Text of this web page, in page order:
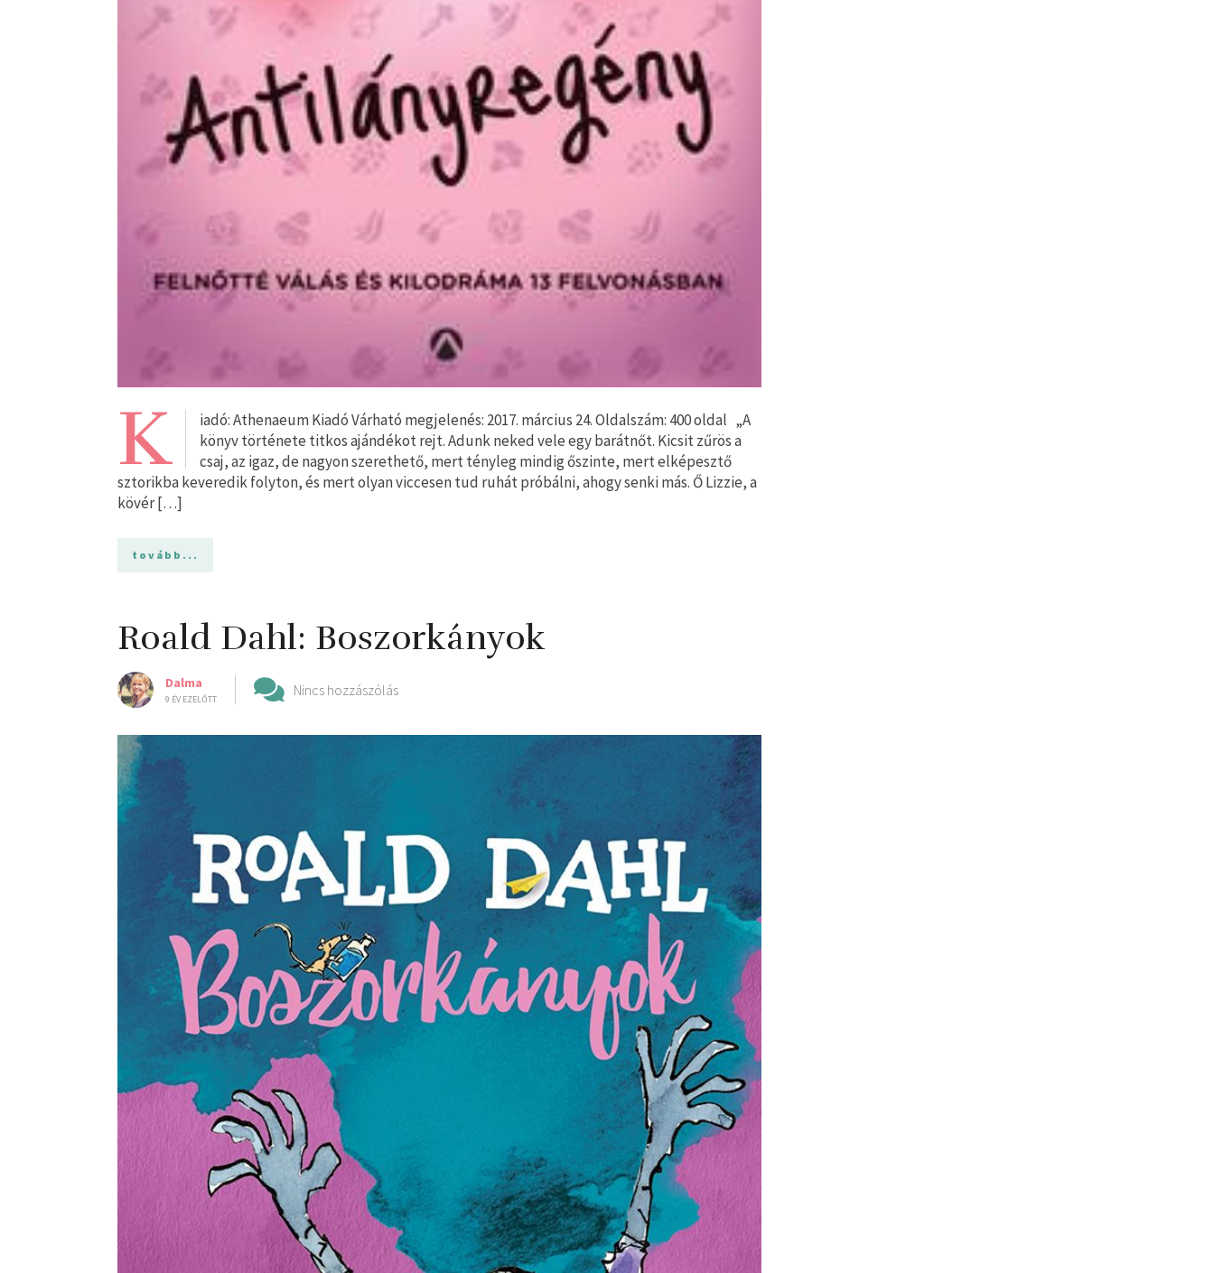
K
iadó: Athenaeum Kiadó Várható megjelenés: 2017. március 24. Oldalszám: 400 oldal „A
könyv története titkos ajándékot rejt. Adunk neked vele egy barátnőt. Kicsit zűrös a
csaj, az igaz, de nagyon szerethető, mert tényleg mindig őszinte, mert elképesztő
sztorikba keveredik folyton, és mert olyan viccesen tud ruhát próbálni, ahogy senki más. Ő Lizzie, a
kövér […]
tovább...
Roald Dahl: Boszorkányok
Dalma
9 ÉV EZELŐTT
Nincs hozzászólás